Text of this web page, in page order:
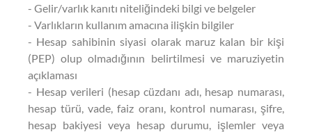
- Gelir/varlık kanıtı niteliğindeki bilgi ve belgeler
- Varlıkların kullanım amacına ilişkin bilgiler
- Hesap sahibinin siyasi olarak maruz kalan bir kişi
(PEP) olup olmadığının belirtilmesi ve maruziyetin
açıklaması
- Hesap verileri (hesap cüzdanı adı, hesap numarası,
hesap türü, vade, faiz oranı, kontrol numarası, şifre,
hesap bakiyesi veya hesap durumu, işlemler veya